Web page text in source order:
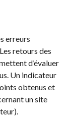
erreurs
retours des
d’évaluer
Un indicateur
obtenus et
un site